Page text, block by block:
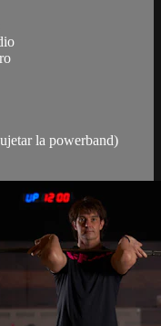
la powerband)